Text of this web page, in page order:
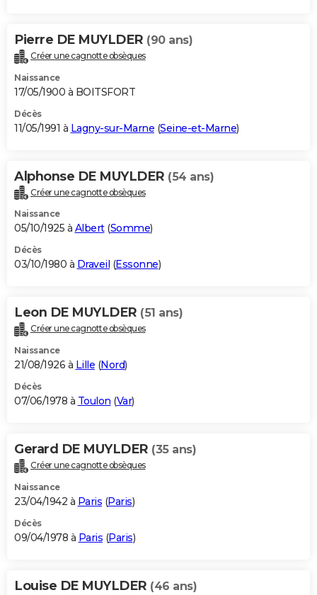
Pierre DE MUYLDER (90 ans)
Créer une cagnotte obsèques
Naissance
17/05/1900 à BOITSFORT
Décès
11/05/1991 à Lagny-sur-Marne (Seine-et-Marne)
Alphonse DE MUYLDER (54 ans)
Créer une cagnotte obsèques
Naissance
05/10/1925 à Albert(Somme)
Décès
03/10/1980 à Draveil (Essonne)
Leon DE MUYLDER (51 ans)
Créer une cagnotte obsèques
Naissance
21/08/1926 à Lille (Nord)
Décès
07/06/1978 à Toulon (Var)
Gerard DE MUYLDER (35 ans)
Créer une cagnotte obsèques
Naissance
23/04/1942 à Paris (Paris)
Décès
09/04/1978 à Paris (Paris)
Louise DE MUYLDER (46 ans)